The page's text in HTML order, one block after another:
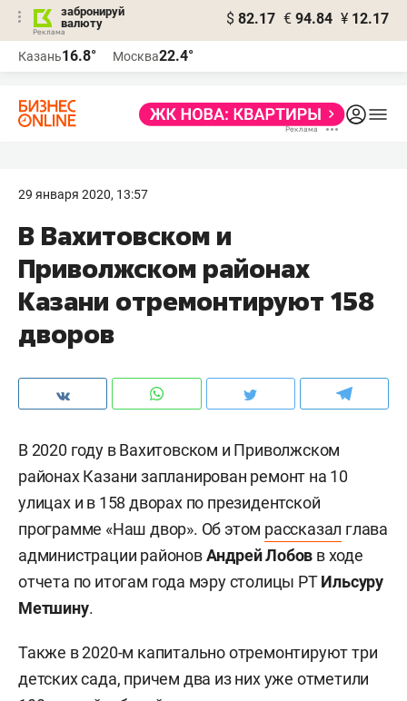
забронируй
валюту
$ 82.17 € 94.84 ¥ 12.17
Казань16.8° Москва22.4°
29 января 2020, 13:57
В Вахитовском и
Приволжском районах
Казани отремонтируют 158
дворов
В 2020 году в Вахитовском и Приволжском
районах Казани запланирован ремонт на 10
улицах и в 158 дворах по президентской
программе «Наш двор». Об этом рассказал глава
администрации районовАндрей Лобов в ходе
отчета по итогам года мэру столицы РТИльсуру
Метшину.
Также в 2020-м капитально отремонтируют три
детских сада, причем два из них уже отметили